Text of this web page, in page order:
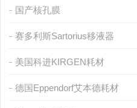
国产核孔膜
赛多利斯Sartorius移液器
美国科进KIRGEN耗材
德国Eppendorf艾本德耗材